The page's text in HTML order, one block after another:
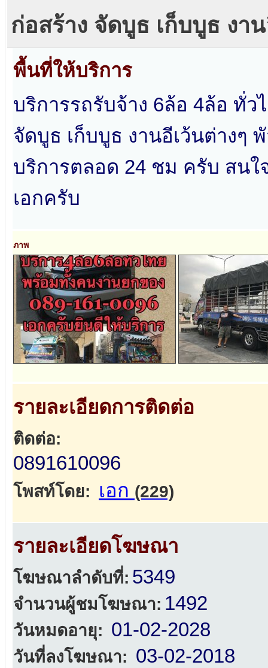
ก่อสร้าง จัดบูธ เก็บบูธ งา
พื้นที่ให้บริการ
บริการรถรับจ้าง 6ล้อ 4ล้อ ทั่
จัดบูธ เก็บบูธ งานอีเว้นต่างๆ
บริการตลอด 24 ชม ครับ สนใ
เอกครับ
ภาพ
รายละเอียดการติดต่อ
ติดต่อ:
0891610096
โพสท์โดย: เอก (229)
รายละเอียดโฆษณา
โฆษณาลำดับที่: 5349
จำนวนผู้ชมโฆษณา: 1492
วันหมดอายุ: 01-02-2028
วันที่ลงโฆษณา: 03-02-2018